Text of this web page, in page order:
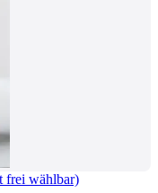
frei wählbar)